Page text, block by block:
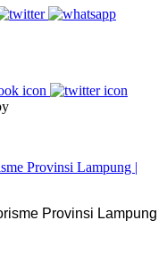
Provinsi Lampung